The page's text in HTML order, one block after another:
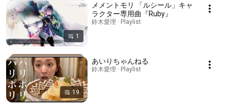
1
メメントモリ 「ルシール」キャ
ラクター専用曲『Ruby』
鈴木愛理 · Playlist
19
あいりちゃんねる
鈴木愛理 · Playlist